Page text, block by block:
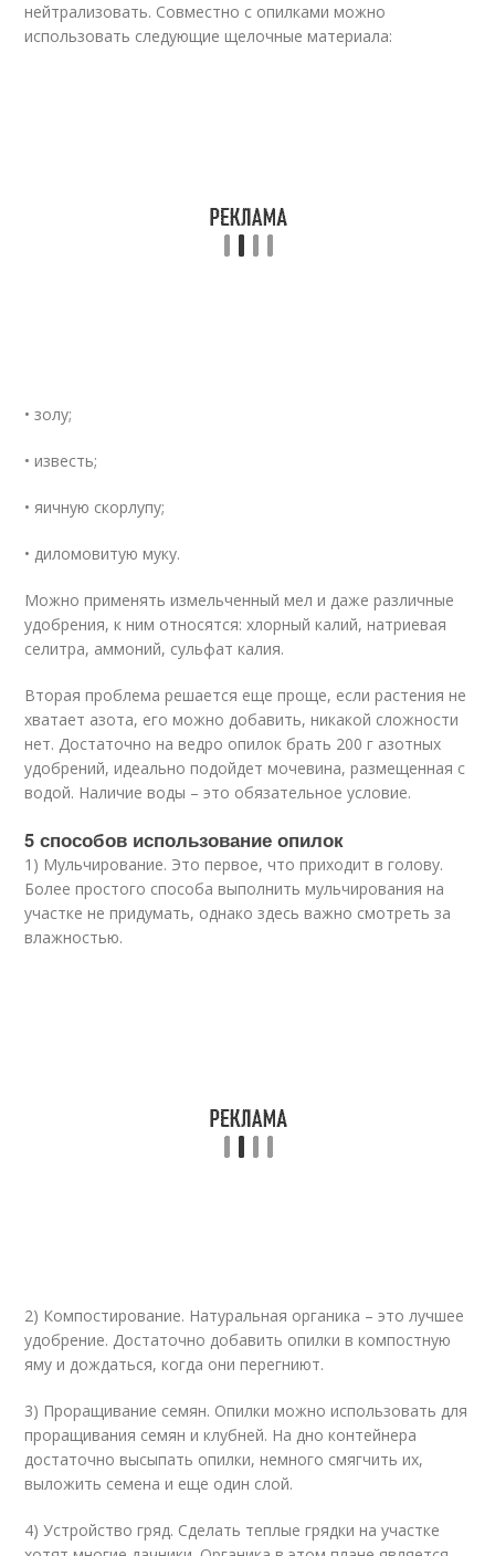
нейтрализовать. Совместно с опилками можно
использовать следующие щелочные материала:
• золу;
• известь;
• яичную скорлупу;
• диломовитую муку.
Можно применять измельченный мел и даже различные
удобрения, к ним относятся: хлорный калий, натриевая
селитра, аммоний, сульфат калия.
Вторая проблема решается еще проще, если растения не
хватает азота, его можно добавить, никакой сложности
нет. Достаточно на ведро опилок брать 200 г азотных
удобрений, идеально подойдет мочевина, размещенная с
водой. Наличие воды – это обязательное условие.
5 способов использование опилок
1) Мульчирование. Это первое, что приходит в голову.
Более простого способа выполнить мульчирования на
участке не придумать, однако здесь важно смотреть за
влажностью.
2) Компостирование. Натуральная органика – это лучшее
удобрение. Достаточно добавить опилки в компостную
яму и дождаться, когда они перегниют.
3) Проращивание семян. Опилки можно использовать для
проращивания семян и клубней. На дно контейнера
достаточно высыпать опилки, немного смягчить их,
выложить семена и еще один слой.
4) Устройство гряд. Сделать теплые грядки на участке